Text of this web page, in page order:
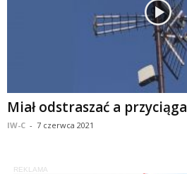
Miał odstraszać a przyciąga
IW-C - 7 czerwca 2021
REKLAMA